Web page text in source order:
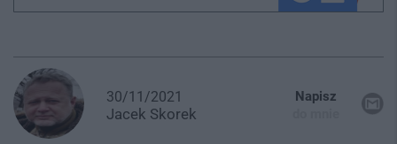
30/11/2021
Jacek Skorek
Napisz